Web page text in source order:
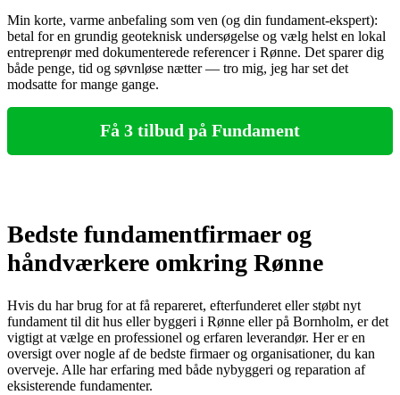
Min korte, varme anbefaling som ven (og din fundament‑ekspert):
betal for en grundig geoteknisk undersøgelse og vælg helst en lokal
entreprenør med dokumenterede referencer i Rønne. Det sparer dig
både penge, tid og søvnløse nætter — tro mig, jeg har set det
modsatte for mange gange.
Få 3 tilbud på Fundament
Bedste fundamentfirmaer og
håndværkere omkring Rønne
Hvis du har brug for at få repareret, efterfunderet eller støbt nyt
fundament til dit hus eller byggeri i Rønne eller på Bornholm, er det
vigtigt at vælge en professionel og erfaren leverandør. Her er en
oversigt over nogle af de bedste firmaer og organisationer, du kan
overveje. Alle har erfaring med både nybyggeri og reparation af
eksisterende fundamenter.